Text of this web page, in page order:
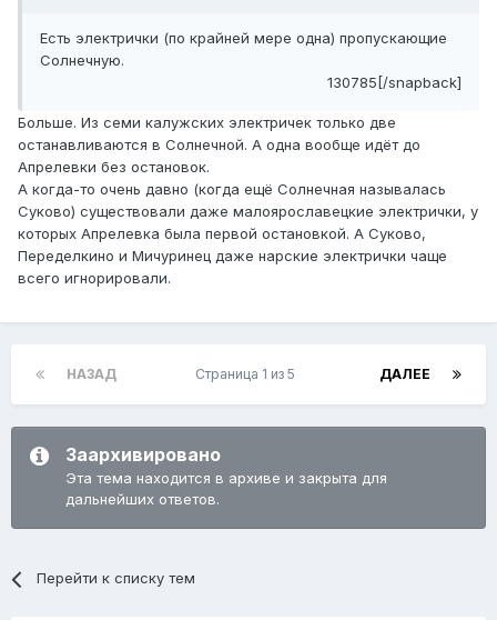
Есть электрички (по крайней мере одна) пропускающие
Солнечную.
130785[/snapback]
Больше. Из семи калужских электричек только две
останавливаются в Солнечной. А одна вообще идёт до
Апрелевки без остановок.
А когда-то очень давно (когда ещё Солнечная называлась
Суково) существовали даже малоярославецкие электрички, у
которых Апрелевка была первой остановкой. А Суково,
Переделкино и Мичуринец даже нарские электрички чаще
всего игнорировали.
НАЗАД ДАЛЕЕ
Страница 1 из 5
Заархивировано
Эта тема находится в архиве и закрыта для
дальнейших ответов.
Перейти к списку тем